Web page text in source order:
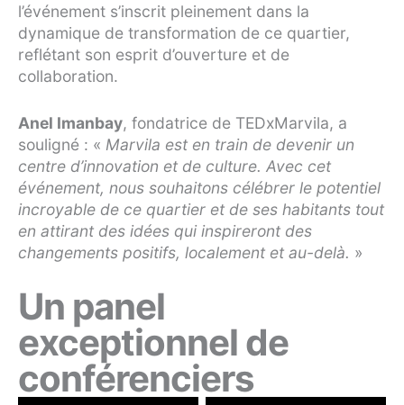
l’événement s’inscrit pleinement dans la
dynamique de transformation de ce quartier,
reflétant son esprit d’ouverture et de
collaboration.
Anel Imanbay, fondatrice de TEDxMarvila, a
souligné : « Marvila est en train de devenir un
centre d’innovation et de culture. Avec cet
événement, nous souhaitons célébrer le potentiel
incroyable de ce quartier et de ses habitants tout
en attirant des idées qui inspireront des
changements positifs, localement et au-delà. »
Un panel
exceptionnel de
conférenciers